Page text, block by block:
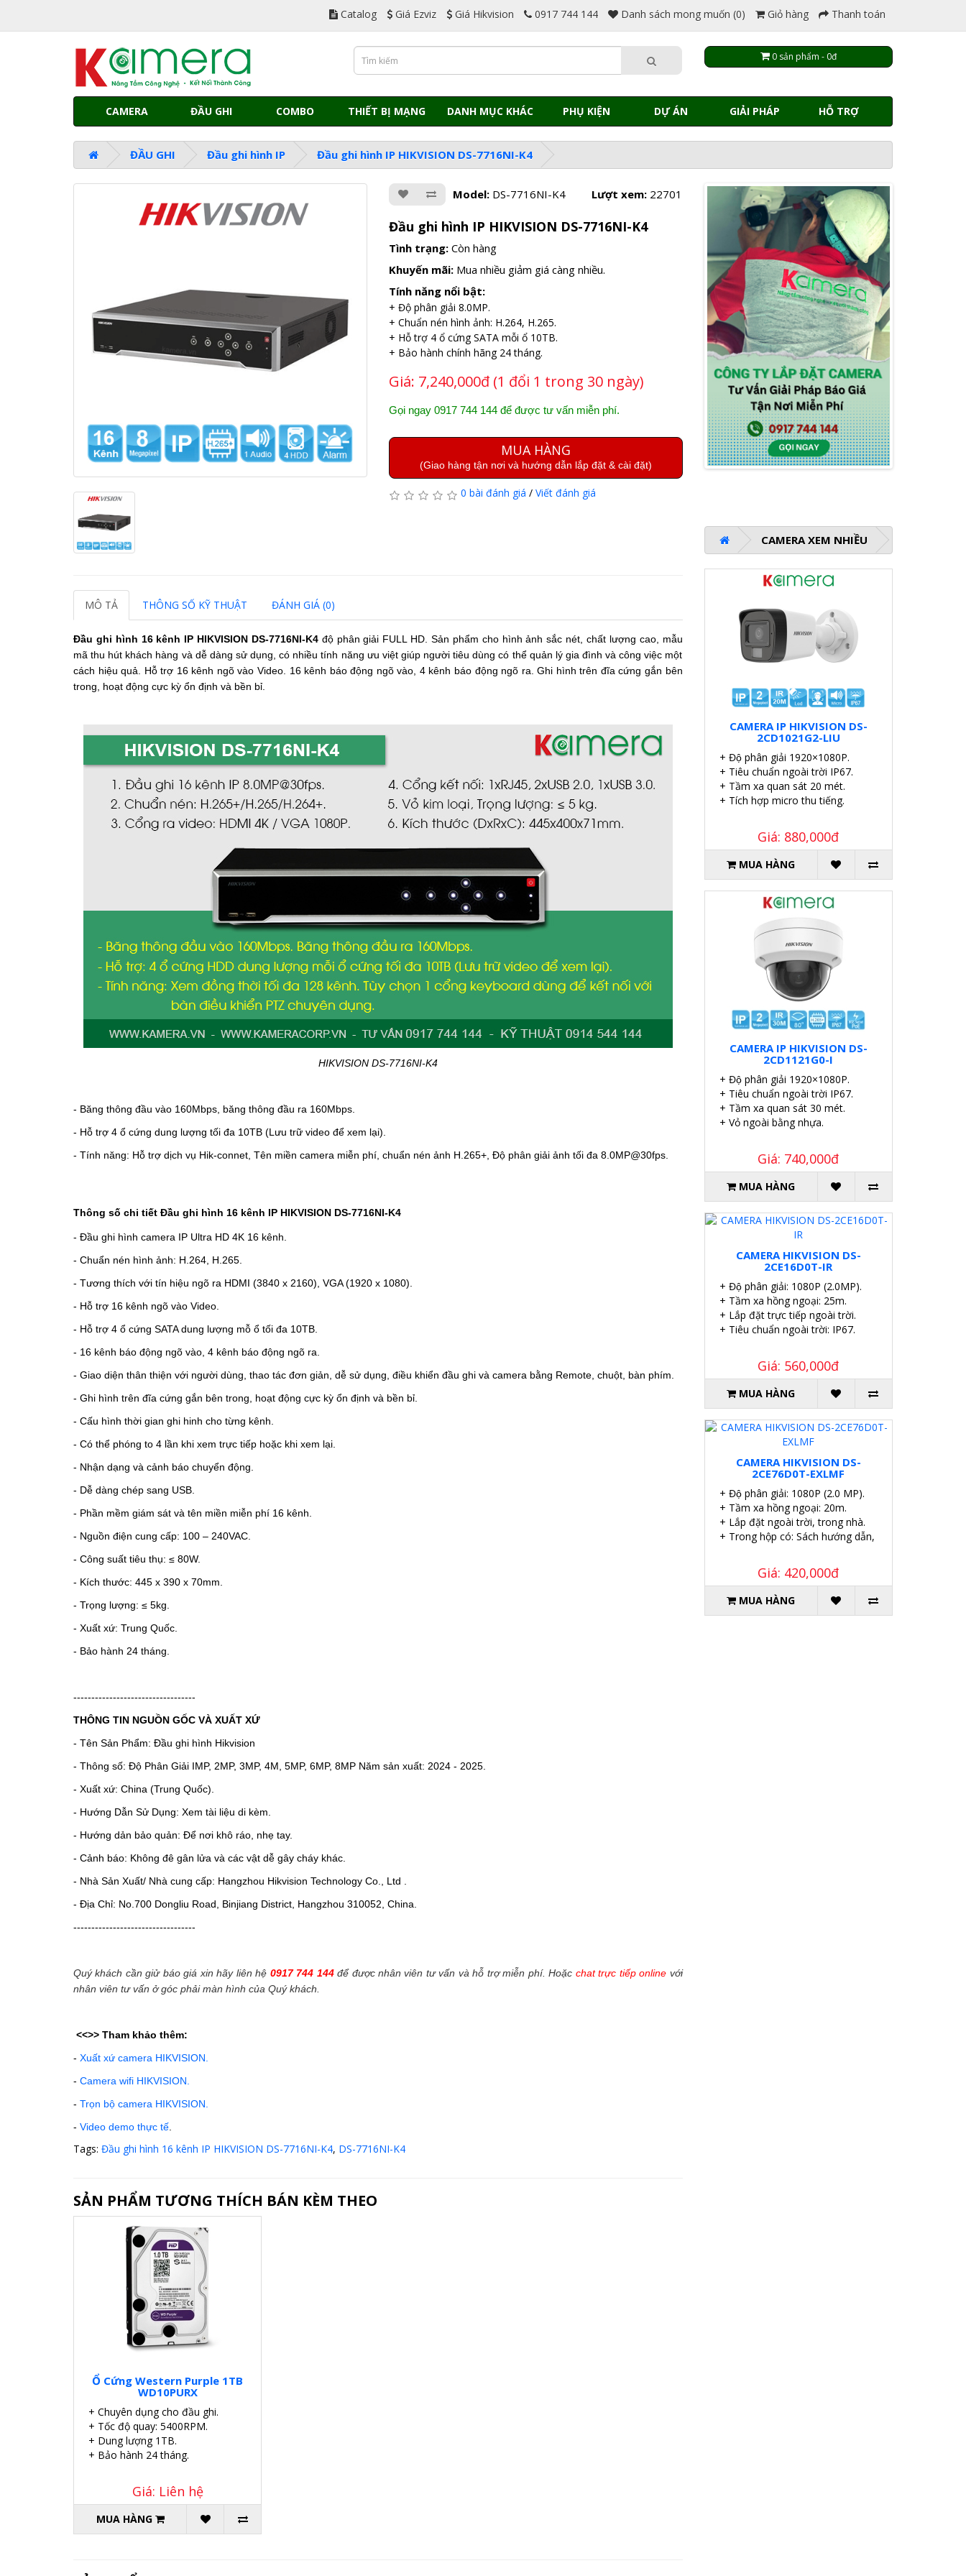
Catalog Giá Ezviz Giá Hikvision 0917 744 144 Danh sách mong muốn (0) Giỏ hàng Thanh toán
0 sản phẩm - 0đ
CAMERA ĐẦU GHI COMBO THIẾT BỊ MẠNG DANH MỤC KHÁC PHỤ KIỆN DỰ ÁN GIẢI PHÁP HỖ TRỢ
ĐẦU GHI Đầu ghi hình IP Đầu ghi hình IP HIKVISION DS-7716NI-K4
Model: DS-7716NI-K4 Lượt xem: 22701
Đầu ghi hình IP HIKVISION DS-7716NI-K4
Tình trạng: Còn hàng
Khuyến mãi: Mua nhiều giảm giá càng nhiều.
Tính năng nổi bật:
+ Độ phân giải 8.0MP.
+ Chuẩn nén hình ảnh: H.264, H.265.
+ Hỗ trợ 4 ổ cứng SATA mỗi ổ 10TB.
+ Bảo hành chính hãng 24 tháng.
Giá: 7,240,000đ (1 đổi 1 trong 30 ngày)
Gọi ngay 0917 744 144 để được tư vấn miễn phí.
MUA HÀNG
(Giao hàng tận nơi và hướng dẫn lắp đặt & cài đặt)
0 bài đánh giá / Viết đánh giá
MÔ TẢ THÔNG SỐ KỸ THUẬT ĐÁNH GIÁ (0)
Đầu ghi hình 16 kênh IP HIKVISION DS-7716NI-K4 độ phân giải FULL HD. Sản phẩm cho hình ảnh sắc nét, chất lượng cao, mẫu
mã thu hút khách hàng và dễ dàng sử dụng, có nhiều tính năng ưu việt giúp người tiêu dùng có thể quản lý gia đình và công việc một
cách hiệu quả. Hỗ trợ 16 kênh ngõ vào Video. 16 kênh báo động ngõ vào, 4 kênh báo động ngõ ra.Ghi hình trên đĩa cứng gắn bên
trong, hoạt động cực kỳ ổn định và bền bỉ.
HIKVISION DS-7716NI-K4
- Băng thông đầu vào 160Mbps, băng thông đầu ra 160Mbps.
- Hỗ trợ 4 ổ cứng dung lượng tối đa 10TB (Lưu trữ video để xem lại).
- Tính năng: Hỗ trợ dịch vụ Hik-connet, Tên miền camera miễn phí, chuẩn nén ảnh H.265+, Độ phân giải ảnh tối đa 8.0MP@30fps.
Thông số chi tiết Đầu ghi hình 16 kênh IP HIKVISION DS-7716NI-K4
- Đầu ghi hình camera IP Ultra HD 4K 16 kênh.
- Chuẩn nén hình ảnh: H.264, H.265.
- Tương thích với tín hiệu ngõ ra HDMI (3840 x 2160), VGA (1920 x 1080).
- Hỗ trợ 16 kênh ngõ vào Video.
- Hỗ trợ 4 ổ cứng SATA dung lượng mỗ ổ tối đa 10TB.
- 16 kênh báo động ngõ vào, 4 kênh báo động ngõ ra.
- Giao diện thân thiện với người dùng, thao tác đơn giản, dễ sử dụng, điều khiển đầu ghi và camera bằng Remote, chuột, bàn phím.
- Ghi hình trên đĩa cứng gắn bên trong, hoạt động cực kỳ ổn định và bền bỉ.
- Cấu hình thời gian ghi hinh cho từng kênh.
- Có thể phóng to 4 lần khi xem trực tiếp hoặc khi xem lại.
- Nhận dạng và cảnh báo chuyển động.
- Dễ dàng chép sang USB.
- Phần mềm giám sát và tên miền miễn phí 16 kênh.
- Nguồn điện cung cấp: 100 – 240VAC.
- Công suất tiêu thụ: ≤ 80W.
- Kích thước: 445 x 390 x 70mm.
- Trọng lượng: ≤ 5kg.
- Xuất xứ: Trung Quốc.
- Bảo hành 24 tháng.
----------------------------------
THÔNG TIN NGUỒN GỐC VÀ XUẤT XỨ
- Tên Sản Phẩm: Đầu ghi hình Hikvision
- Thông số: Độ Phân Giải IMP, 2MP, 3MP, 4M, 5MP, 6MP, 8MP Năm sản xuất: 2024 - 2025.
- Xuất xứ: China (Trung Quốc).
- Hướng Dẫn Sử Dụng: Xem tài liệu di kèm.
- Hướng dản bảo quản: Để nơi khô ráo, nhẹ tay.
- Cảnh báo: Không đê gân lửa và các vật dễ gây cháy khác.
- Nhà Sản Xuất/ Nhà cung cấp: Hangzhou Hikvision Technology Co., Ltd .
- Địa Chỉ: No.700 Dongliu Road, Binjiang District, Hangzhou 310052, China.
----------------------------------
Quý khách cần giử báo giá xin hãy liên hệ 0917 744 144để được nhân viên tư vấn và hỗ trợ miễn phí. Hoặc chat trực tiếp online với
nhân viên tư vấn ở góc phải màn hình của Quý khách.
<<>> Tham khảo thêm:
- Xuất xứ camera HIKVISION.
- Camera wifi HIKVISION.
- Trọn bộ camera HIKVISION.
- Video demo thực tế
Tags: Đầu ghi hình 16 kênh IP HIKVISION DS-7716NI-K4, DS-7716NI-K4
SẢN PHẨM TƯƠNG THÍCH BÁN KÈM THEO
Ổ Cứng Western Purple 1TB
WD10PURX
+ Chuyên dụng cho đầu ghi.
+ Tốc độ quay: 5400RPM.
+ Dung lượng 1TB.
+ Bảo hành 24 tháng.
Giá: Liên hệ
MUA HÀNG
CAMERA XEM NHIỀU
CAMERA IP HIKVISION DS-
2CD1021G2-LIU
+ Độ phân giải 1920×1080P.
+ Tiêu chuẩn ngoài trời IP67.
+ Tầm xa quan sát 20 mét.
+ Tích hợp micro thu tiếng.
Giá: 880,000đ
MUA HÀNG
CAMERA IP HIKVISION DS-
2CD1121G0-I
+ Độ phân giải 1920×1080P.
+ Tiêu chuẩn ngoài trời IP67.
+ Tầm xa quan sát 30 mét.
+ Vỏ ngoài bằng nhựa.
Giá: 740,000đ
MUA HÀNG
CAMERA HIKVISION DS-
2CE16D0T-IR
+ Độ phân giải: 1080P (2.0MP).
+ Tầm xa hồng ngoại: 25m.
+ Lắp đặt trực tiếp ngoài trời.
+ Tiêu chuẩn ngoài trời: IP67.
Giá: 560,000đ
MUA HÀNG
CAMERA HIKVISION DS-
2CE76D0T-EXLMF
+ Độ phân giải: 1080P (2.0 MP).
+ Tầm xa hồng ngoại: 20m.
+ Lắp đặt ngoài trời, trong nhà.
+ Trong hộp có: Sách hướng dẫn, Ốc vít tắc kê.
Giá: 420,000đ
MUA HÀNG